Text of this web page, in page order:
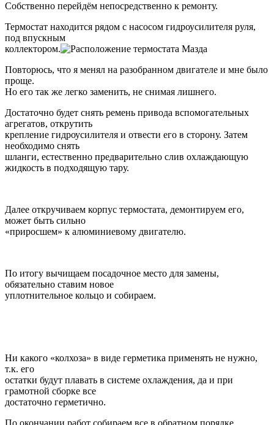
Собственно перейдём непосредственно к ремонту.
Термостат находится рядом с насосом гидроусилителя руля,
под впускным
коллектором.
Повторюсь, что я менял на разобранном двигателе и мне было
проще.
Но его так же легко заменить, не снимая лишнего.
Достаточно будет снять ремень привода вспомогательных
агрегатов, открутить
крепление гидроусилителя и отвести его в сторону. Затем
необходимо снять
шланги, естественно предварительно слив охлаждающую
жидкость в подходящую тару.
Далее откручиваем корпус термостата, демонтируем его,
может быть сильно
«приросшем» к алюминиевому двигателю.
По итогу вычищаем посадочное место для замены,
обязательно ставим новое
уплотнительное кольцо и собираем.
Ни какого «колхоза» в виде герметика применять не нужно,
т.к. его
остатки будут плавать в системе охлаждения, да и при
грамотной сборке все
достаточно герметично.